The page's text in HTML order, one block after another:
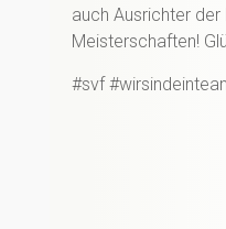
auch Ausrichter
Meisterschaften!
#svf